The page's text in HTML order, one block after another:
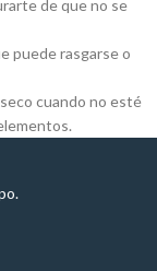
de que no se
puede rasgarse o
cuando no esté